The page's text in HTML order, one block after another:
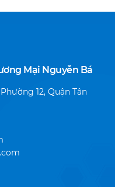
Mại Nguyễn Bá
12, Quận Tân